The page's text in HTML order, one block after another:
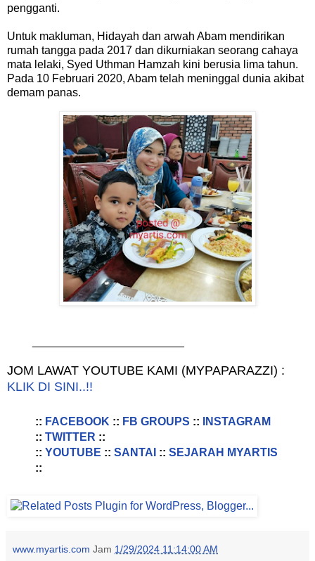
pengganti.
Untuk makluman, Hidayah dan arwah Abam mendirikan
rumah tangga pada 2017 dan dikurniakan seorang cahaya
mata lelaki, Syed Uthman Hamzah kini berusia lima tahun.
Pada 10 Februari 2020, Abam telah meninggal dunia akibat
demam panas.
JOM LAWAT YOUTUBE KAMI (MYPAPARAZZI) :
KLIK DI SINI..!!
:: FACEBOOK :: FB GROUPS ::
INSTAGRAM
:: TWITTER ::
:: YOUTUBE :: SANTAI :: SEJARAH MYARTIS
::
www.myartis.com Jam 1/29/2024 11:14:00 AM